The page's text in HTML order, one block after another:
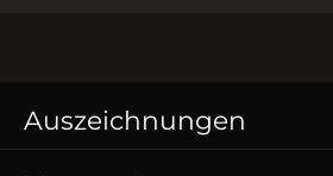
Auszeichnungen